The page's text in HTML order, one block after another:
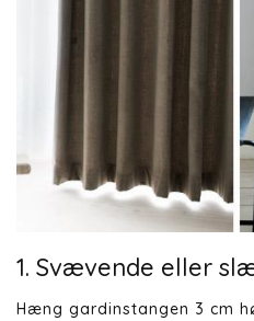
1. Svævende eller
Hæng gardinstangen 3 cm